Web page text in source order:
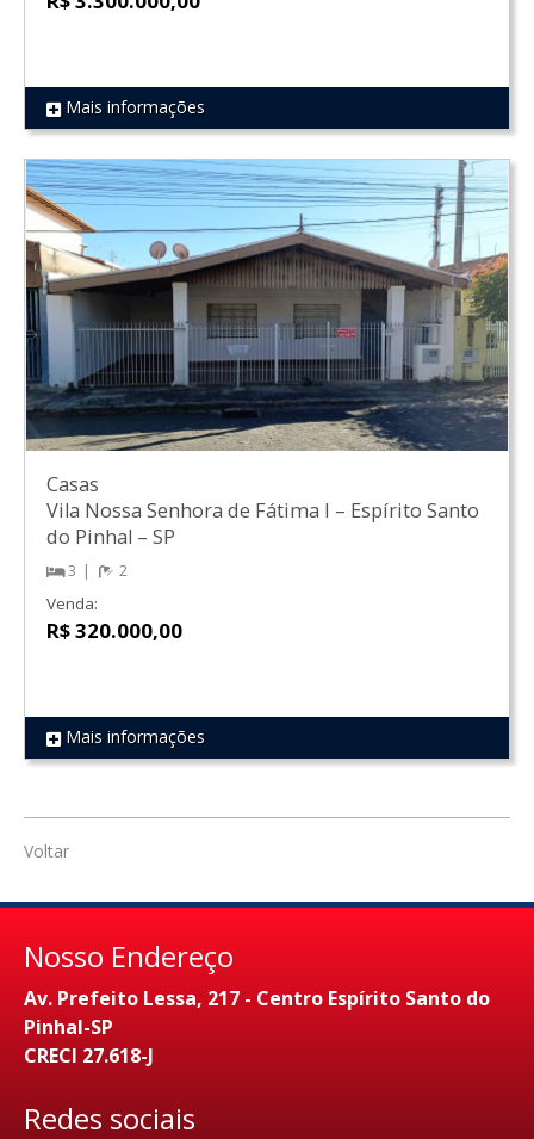
REF 50
Mais informações
REF 1825
Casas
Vila Nossa Senhora de Fátima I – Espírito Santo
do Pinhal – SP
3 2
Venda:
R$ 320.000,00
Mais informações
Voltar
Nosso Endereço
Av. Prefeito Lessa, 217 - Centro Espírito Santo do
Pinhal-SP
CRECI 27.618-J
Redes sociais